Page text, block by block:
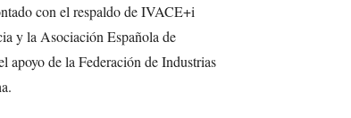
con el respaldo de IVACE+i
y la Asociación Española de
apoyo de la Federación de Industrias